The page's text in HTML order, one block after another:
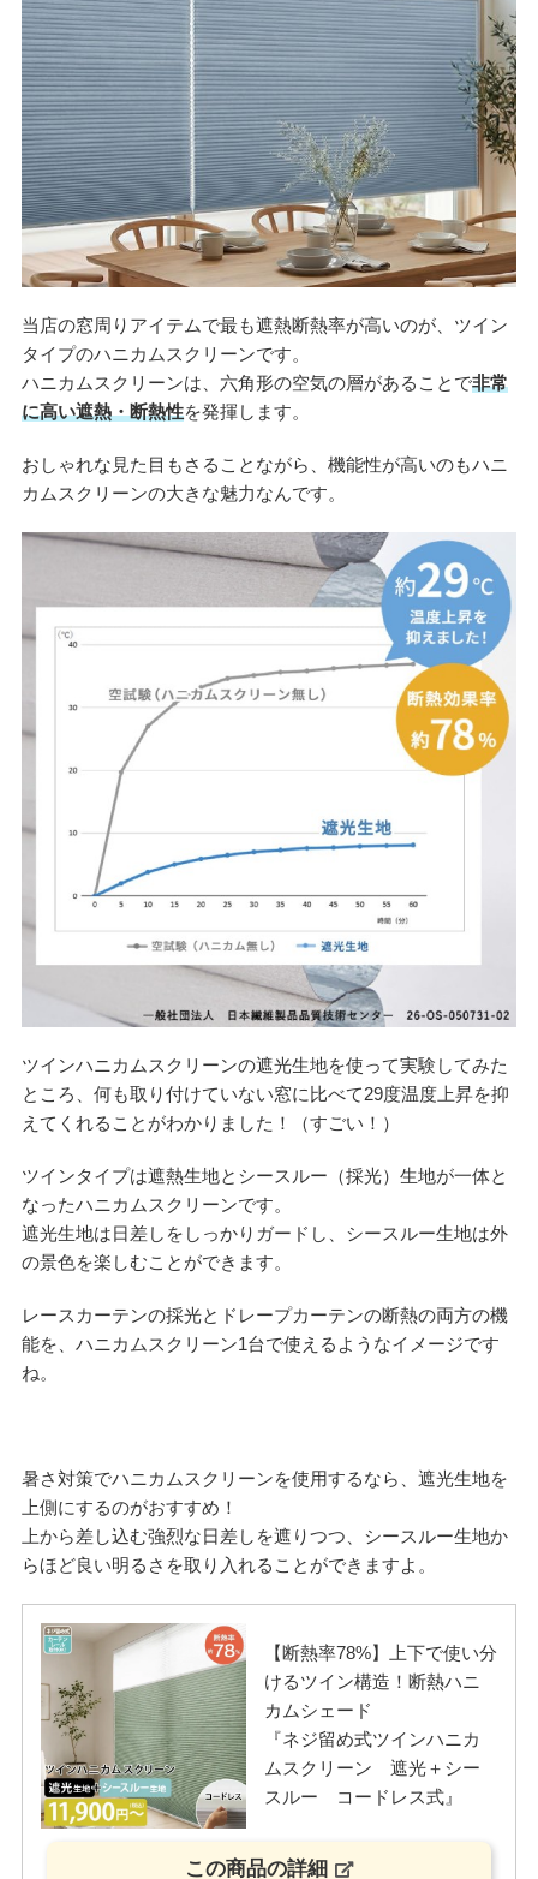
当店の窓周りアイテムで最も遮熱断熱率が高いのが、ツイン
タイプのハニカムスクリーンです。
ハニカムスクリーンは、六角形の空気の層があることで非常
に高い遮熱・断熱性を発揮します。
おしゃれな見た目もさることながら、機能性が高いのもハニ
カムスクリーンの大きな魅力なんです。
ツインハニカムスクリーンの遮光生地を使って実験してみた
ところ、何も取り付けていない窓に比べて29度温度上昇を抑
えてくれることがわかりました！（すごい！）
ツインタイプは遮熱生地とシースルー（採光）生地が一体と
なったハニカムスクリーンです。
遮光生地は日差しをしっかりガードし、シースルー生地は外
の景色を楽しむことができます。
レースカーテンの採光とドレープカーテンの断熱の両方の機
能を、ハニカムスクリーン1台で使えるようなイメージです
ね。
暑さ対策でハニカムスクリーンを使用するなら、遮光生地を
上側にするのがおすすめ！
上から差し込む強烈な日差しを遮りつつ、シースルー生地か
らほど良い明るさを取り入れることができますよ。
【断熱率78%】上下で使い分
けるツイン構造！断熱ハニ
カムシェード
『ネジ留め式ツインハニカ
ムスクリーン 遮光＋シー
スルー コードレス式』
この商品の詳細